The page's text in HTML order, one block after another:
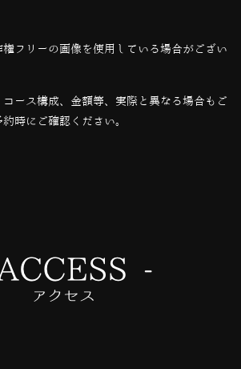
フリーの画像を使用している場合がござい
ース構成、金額等、実際と異なる場合もご
時にご確認ください。